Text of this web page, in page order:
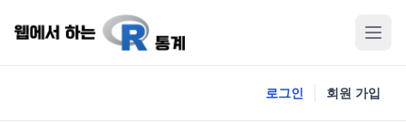
로그인 회원 가입